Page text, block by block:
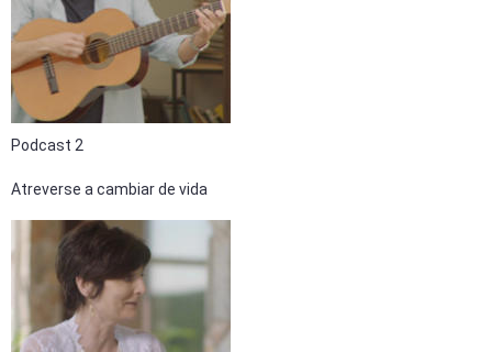
Podcast 2
Atreverse a cambiar de vida